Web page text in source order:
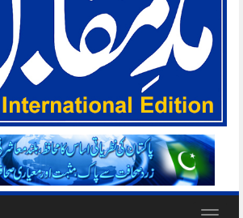
Toggle